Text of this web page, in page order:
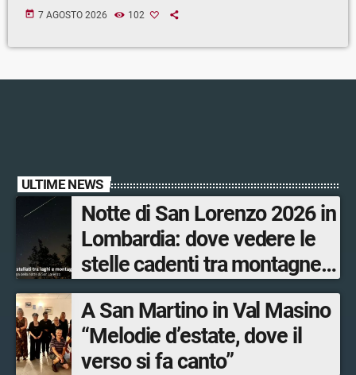
today 7 AGOSTO 2026 102
ULTIME NEWS
Notte di San Lorenzo 2026 in
Lombardia: dove vedere le
stelle cadenti tra montagne,
osservatori e borghi
A San Martino in Val Masino
“Melodie d’estate, dove il
verso si fa canto”